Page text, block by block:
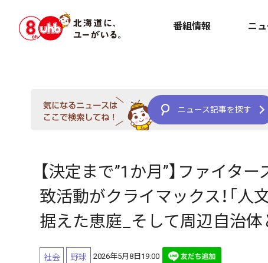
番組情報 ニ
ニュース記事を探す
【決定まで”1か月”】ファイタ
致活動がクライマックス！「人
据えた恵庭_そして周辺自治体
社会 野球 2026年5月8日19:00